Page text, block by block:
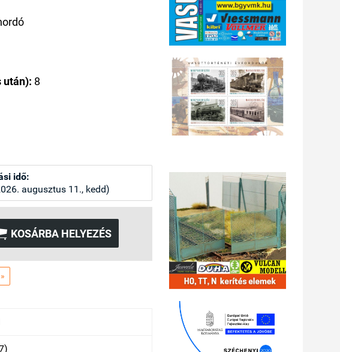
után): 8
idő:
augusztus 11., kedd)
KOSÁRBA HELYEZÉS